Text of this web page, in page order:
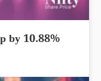
by 10.88%